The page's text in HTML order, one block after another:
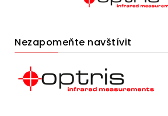
Nezapomeňte navštívit